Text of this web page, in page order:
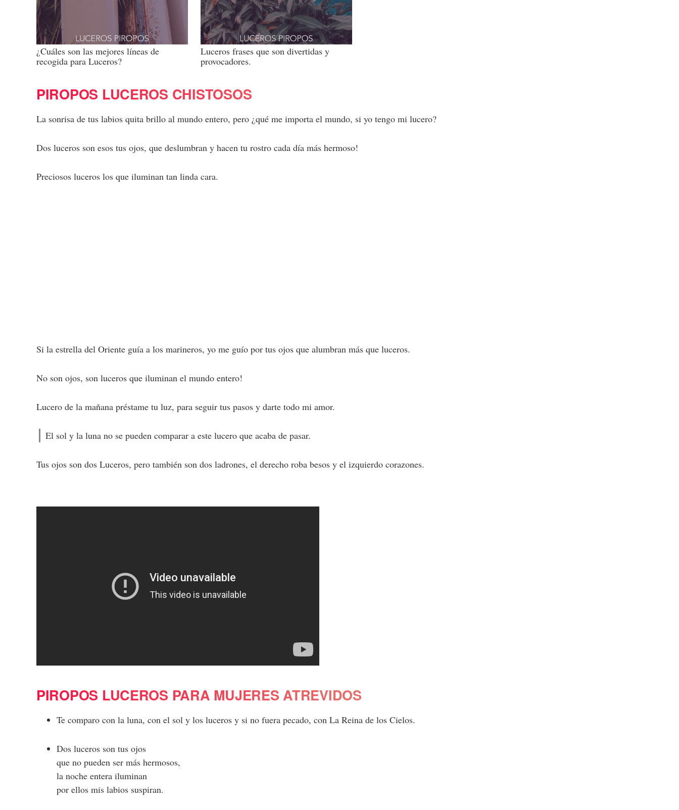
¿Cuáles son las mejores líneas de
recogida para Luceros?
Luceros frases que son divertidas y
provocadores.
PIROPOS LUCEROS CHISTOSOS
La sonrisa de tus labios quita brillo al mundo entero, pero ¿qué me importa el mundo, si yo tengo mi lucero?
Dos luceros son esos tus ojos, que deslumbran y hacen tu rostro cada día más hermoso!
Preciosos luceros los que iluminan tan linda cara.
Si la estrella del Oriente guía a los marineros, yo me guío por tus ojos que alumbran más que luceros.
No son ojos, son luceros que iluminan el mundo entero!
Lucero de la mañana préstame tu luz, para seguir tus pasos y darte todo mi amor.
El sol y la luna no se pueden comparar a este lucero que acaba de pasar.
Tus ojos son dos Luceros, pero también son dos ladrones, el derecho roba besos y el izquierdo corazones.
PIROPOS LUCEROS PARA MUJERES ATREVIDOS
Te comparo con la luna, con el sol y los luceros y si no fuera pecado, con La Reina de los Cielos.
Dos luceros son tus ojos
que no pueden ser más hermosos,
la noche entera iluminan
por ellos mis labios suspiran.